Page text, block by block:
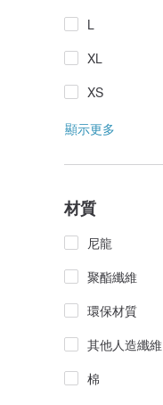
L
XL
XS
顯示更多
材質
尼龍
聚酯纖維
環保材質
其他人造纖維
棉